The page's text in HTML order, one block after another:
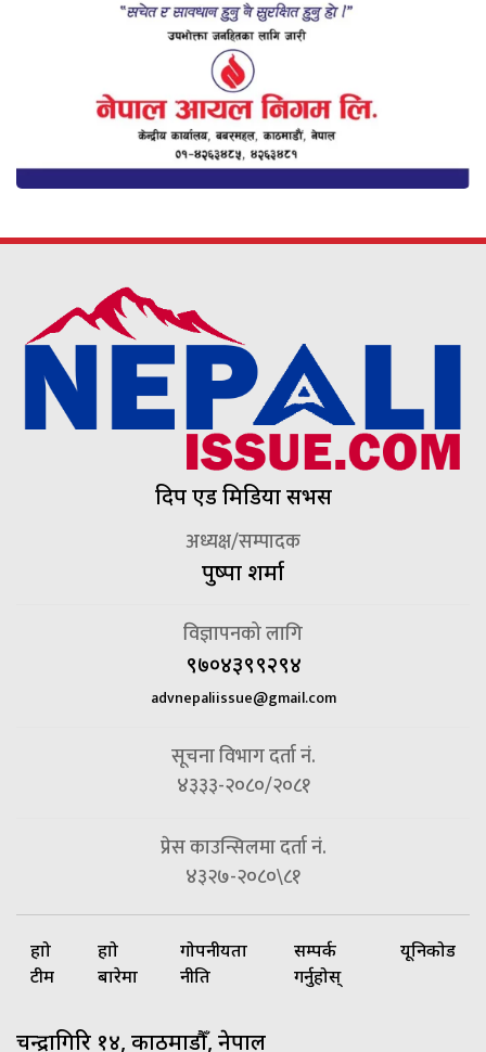
दिप एड मिडिया सर्भिस
अध्यक्ष/सम्पादक
पुष्पा शर्मा
विज्ञापनको लागि
९७०४३९९२९४
advnepaliissue@gmail.com
सूचना विभाग दर्ता नं.
४३३३-२०८०/२०८१
प्रेस काउन्सिलमा दर्ता नं.
४३२७-२०८०\८१
हाम्रो
टीम
हाम्रो
बारेमा
गोपनीयता
नीति
सम्पर्क
गर्नुहोस्
यूनिकोड
चन्द्रागिरि १४, काठमाडौँ, नेपाल